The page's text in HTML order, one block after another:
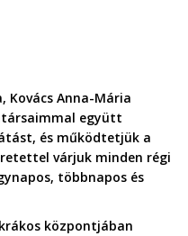
Kovács Anna-Mária
együtt
és működtetjük a
várjuk minden régi
többnapos és
központjában